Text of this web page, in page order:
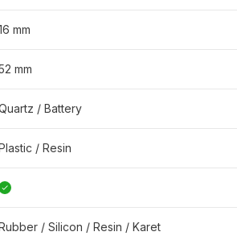
mm
mm
/ Battery
/ Resin
/ Silicon / Resin / Karet